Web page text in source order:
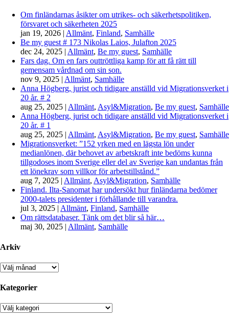
Om finländarnas åsikter om utrikes- och säkerhetspolitiken,
försvaret och säkerheten 2025
jan 19, 2026 | Allmänt, Finland, Samhälle
Be my guest # 173 Nikolas Laios, Julafton 2025
dec 24, 2025 | Allmänt, Be my guest, Samhälle
Fars dag. Om en fars outtröttliga kamp för att få rätt till
gemensam vårdnad om sin son.
nov 9, 2025 | Allmänt, Samhälle
Anna Högberg, jurist och tidigare anställd vid Migrationsverket i
20 år. # 2
aug 25, 2025 | Allmänt, Asyl&Migration, Be my guest, Samhälle
Anna Högberg, jurist och tidigare anställd vid Migrationsverket i
20 år. # 1
aug 25, 2025 | Allmänt, Asyl&Migration, Be my guest, Samhälle
Migrationsverket: ”152 yrken med en lägsta lön under
medianlönen, där behovet av arbetskraft inte bedöms kunna
tillgodoses inom Sverige eller del av Sverige kan undantas från
ett lönekrav som villkor för arbetstillstånd.”
aug 7, 2025 | Allmänt, Asyl&Migration, Samhälle
Finland. Ilta-Sanomat har undersökt hur finländarna bedömer
2000-talets presidenter i förhållande till varandra.
jul 3, 2025 | Allmänt, Finland, Samhälle
Om rättsdatabaser. Tänk om det blir så här…
maj 30, 2025 | Allmänt, Samhälle
Arkiv
Arkiv
Kategorier
Kategorier